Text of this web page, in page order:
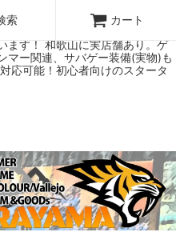
ンラインショップです！ ウォー
店へ！ボードゲームもメジャーど
ます！ 和歌山に実店舗あり。ゲ
マー関連、サバゲー装備(実物)も
応可能！初心者向けのスタータ
索 カート